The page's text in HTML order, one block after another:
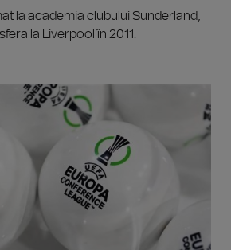
la academia clubului Sunderland,
la Liverpool în 2011.